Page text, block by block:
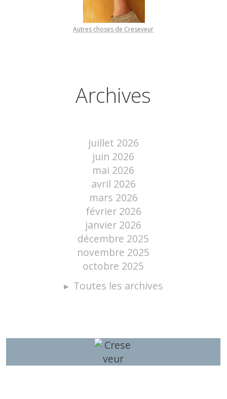
Autres choses de Creseveur
Archives
juillet 2026
juin 2026
mai 2026
avril 2026
mars 2026
février 2026
janvier 2026
décembre 2025
novembre 2025
octobre 2025
Toutes les archives